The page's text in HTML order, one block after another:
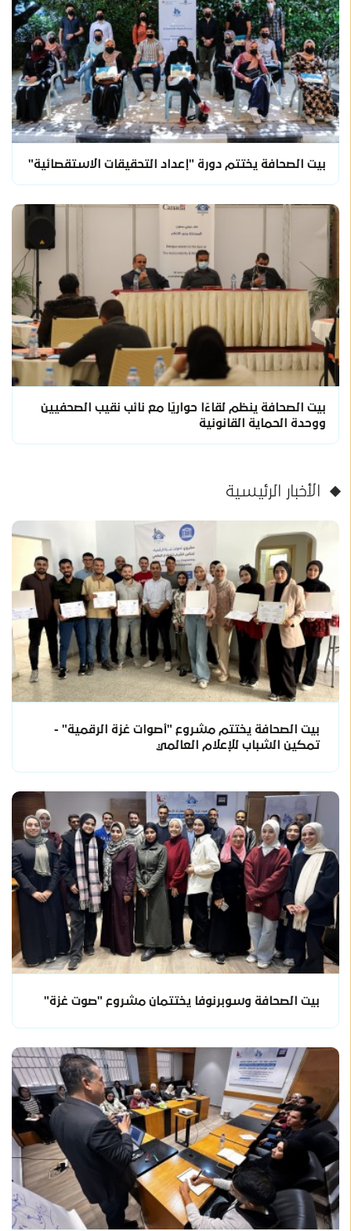
بيت الصحافة يختتم دورة "إعداد التحقيقات الاستقصائية"
بيت الصحافة ينظم لقاءًا حواريًا مع نائب نقيب الصحفيين
ووحدة الحماية القانونية
الأخبار الرئيسية
بيت الصحافة يختتم مشروع "أصوات غزة الرقمية" -
تمكين الشباب للإعلام العالمي
بيت الصحافة وسوبرنوفا يختتمان مشروع "صوت غزة"